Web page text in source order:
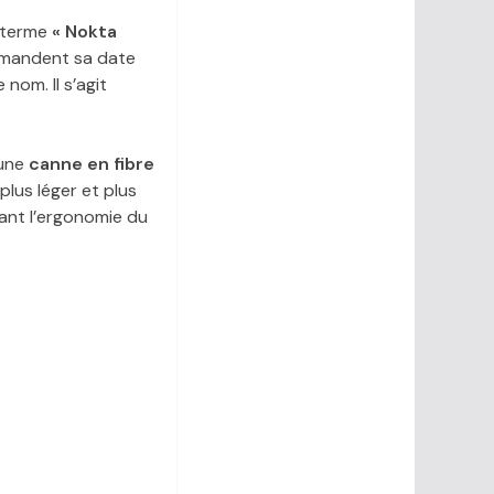
« Nokta
sa date
Il s’agit
canne en fibre
léger et plus
l’ergonomie du